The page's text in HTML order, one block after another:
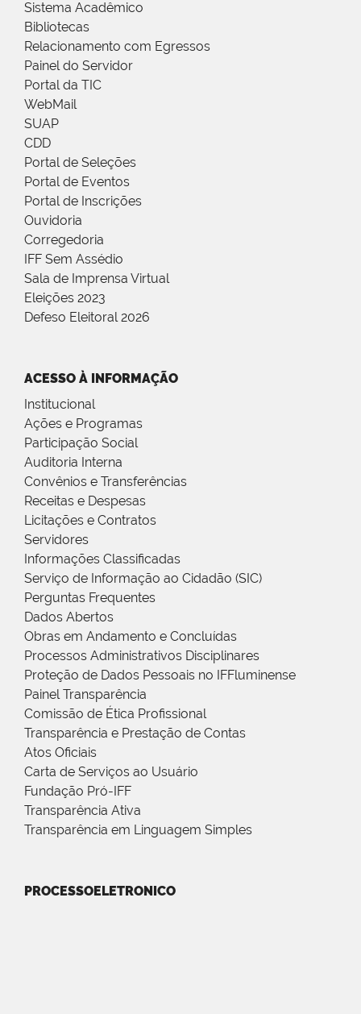
Sistema Acadêmico
Bibliotecas
Relacionamento com Egressos
Painel do Servidor
Portal da TIC
WebMail
SUAP
CDD
Portal de Seleções
Portal de Eventos
Portal de Inscrições
Ouvidoria
Corregedoria
IFF Sem Assédio
Sala de Imprensa Virtual
Eleições 2023
Defeso Eleitoral 2026
ACESSO À INFORMAÇÃO
Institucional
Ações e Programas
Participação Social
Auditoria Interna
Convênios e Transferências
Receitas e Despesas
Licitações e Contratos
Servidores
Informações Classificadas
Serviço de Informação ao Cidadão (SIC)
Perguntas Frequentes
Dados Abertos
Obras em Andamento e Concluídas
Processos Administrativos Disciplinares
Proteção de Dados Pessoais no IFFluminense
Painel Transparência
Comissão de Ética Profissional
Transparência e Prestação de Contas
Atos Oficiais
Carta de Serviços ao Usuário
Fundação Pró-IFF
Transparência Ativa
Transparência em Linguagem Simples
PROCESSOELETRONICO